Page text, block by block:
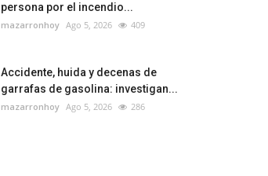
persona por el incendio...
mazarronhoy Ago 5, 2026 409
Accidente, huida y decenas de
garrafas de gasolina: investigan...
mazarronhoy Ago 5, 2026 286